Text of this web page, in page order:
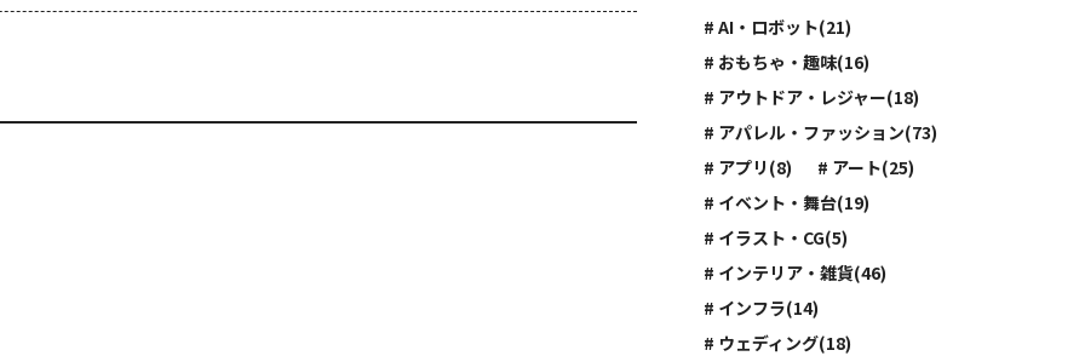
# AI・ロボット(21)
# おもちゃ・趣味(16)
# アウトドア・レジャー(18)
# アパレル・ファッション(73)
# アプリ(8)
# アート(25)
# イベント・舞台(19)
# イラスト・CG(5)
# インテリア・雑貨(46)
# インフラ(14)
# ウェディング(18)